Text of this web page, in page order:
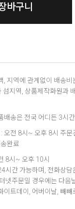
바구니
, 지역에 관계없이 배송비
섬지역, 상품제작화원과
배송은 전국 어디든 3시
오전 8시~ 오후 8시 주
완료
8시~ 오후 10시
시간 가능하며, 전화상담
넷주문일 경우에는 다
이트데이, 어버이날, 빼